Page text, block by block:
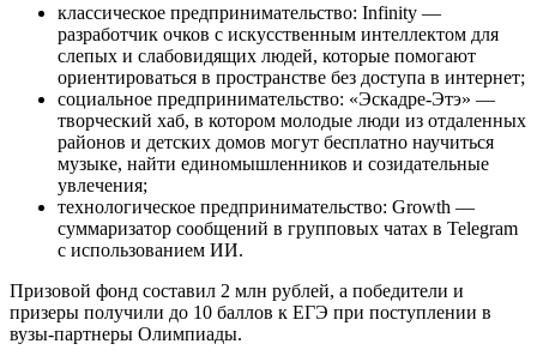
классическое предпринимательство: Infinity —
разработчик очков с искусственным интеллектом для
слепых и слабовидящих людей, которые помогают
ориентироваться в пространстве без доступа в интернет;
социальное предпринимательство: «Эскадре-Этэ» —
творческий хаб, в котором молодые люди из отдаленных
районов и детских домов могут бесплатно научиться
музыке, найти единомышленников и созидательные
увлечения;
технологическое предпринимательство: Growth —
суммаризатор сообщений в групповых чатах в Telegram
с использованием ИИ.
Призовой фонд составил 2 млн рублей, а победители и
призеры получили до 10 баллов к ЕГЭ при поступлении в
вузы-партнеры Олимпиады.